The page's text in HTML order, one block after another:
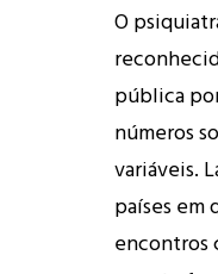
O
pública
números
variáveis.
países em
encontros